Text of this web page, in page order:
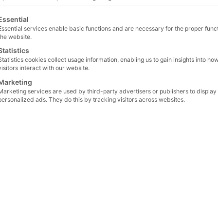
VarioFlex
22 April 2025
AKHET® ,Datasheet,Endurance,
Rack Server
6 August 2026
AKHET®,Datasheet,Endurance,
Rack Server
30 April 2026
eine Liste der Service-Gruppen, für die eine
services enable basic functions and are necessary for the proper
website.
cookies collect usage information, enabling us to gain insights into
interact with our website.
services are used by third-party advertisers or publishers to display
ads. They do this by tracking visitors across websites.